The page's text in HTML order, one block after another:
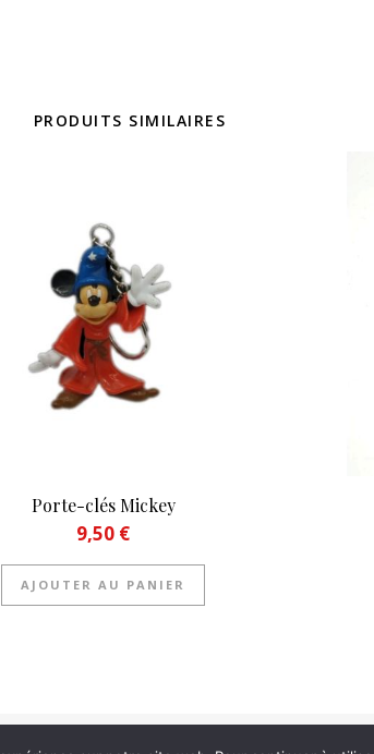
PRODUITS SIMILAIRES
Porte-clés Mickey
9,50 €
AJOUTER AU PANIER